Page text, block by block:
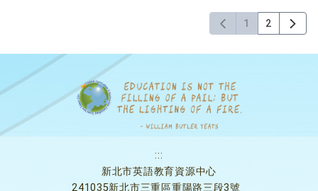
1 2
:::
新北市英語教育資源中心
241035新北市三重區重陽路三段3號